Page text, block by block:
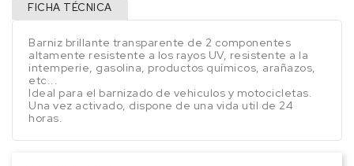
FICHA TÉCNICA
Barniz brillante transparente de 2 componentes
altamente resistente a los rayos UV, resistente a la
intemperie, gasolina, productos químicos, arañazos,
etc...
Ideal para el barnizado de vehiculos y motocicletas.
Una vez activado, dispone de una vida util de 24
horas.